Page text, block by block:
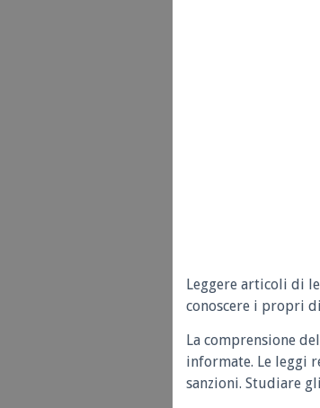
Leggere articoli di
conoscere i propri
La comprensione
informate. Le leggi
sanzioni. Studiare